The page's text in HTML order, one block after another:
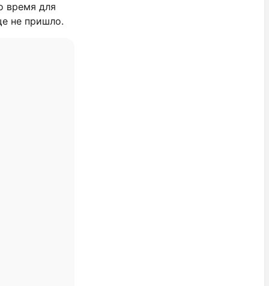
время для
не пришло.